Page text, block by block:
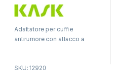
o
t
f
5Adattatore per cuffie
antirumore con attacco a
SKU: 12920